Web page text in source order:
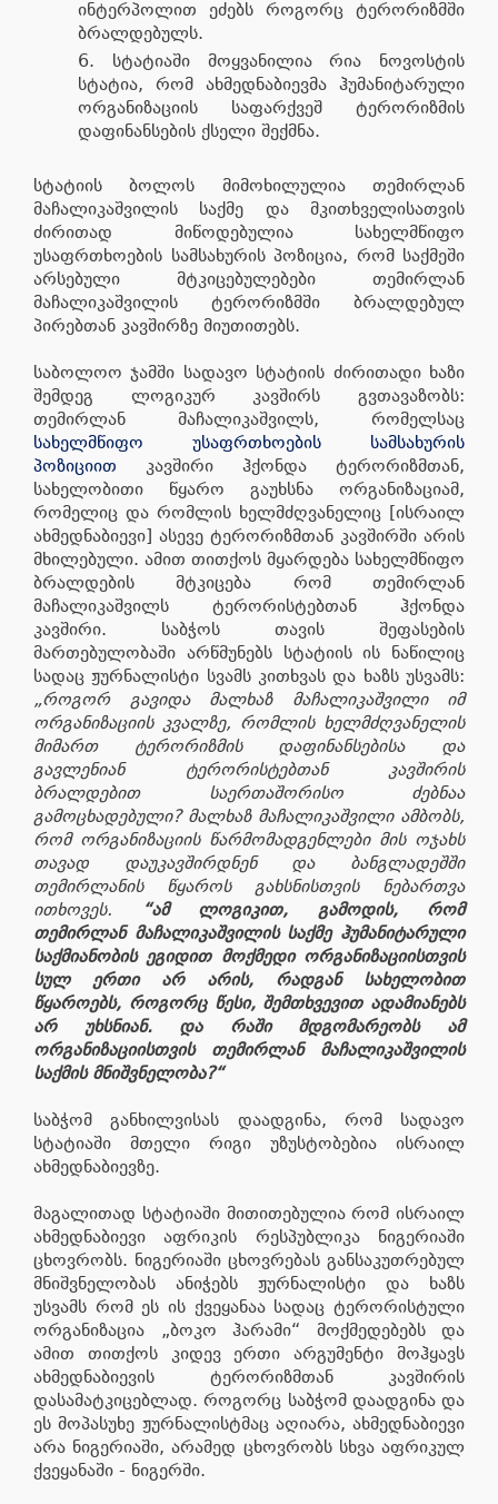
ინტერპოლით ეძებს როგორც ტერორიზმში
ბრალდებულს.
სტატიაში მოყვანილია რია ნოვოსტის
სტატია, რომ ახმედნაბიევმა ჰუმანიტარული
ორგანიზაციის საფარქვეშ ტერორიზმის
დაფინანსების ქსელი შექმნა.
სტატიის ბოლოს მიმოხილულია თემირლან
მაჩალიკაშვილის საქმე და მკითხველისათვის
ძირითად მიწოდებულია სახელმწიფო
უსაფრთხოების სამსახურის პოზიცია, რომ საქმეში
არსებული მტკიცებულებები თემირლან
მაჩალიკაშვილის ტერორიზმში ბრალდებულ
პირებთან კავშირზე მიუთითებს.
საბოლოო ჯამში სადავო სტატიის ძირითადი ხაზი
შემდეგ ლოგიკურ კავშირს გვთავაზობს:
თემირლან მაჩალიკაშვილს, რომელსაც
სახელმწიფო უსაფრთხოების სამსახურის
პოზიციით კავშირი ჰქონდა ტერორიზმთან,
სახელობითი წყარო გაუხსნა ორგანიზაციამ,
რომელიც და რომლის ხელმძღვანელიც [ისრაილ
ახმედნაბიევი] ასევე ტერორიზმთან კავშირში არის
მხილებული. ამით თითქოს მყარდება სახელმწიფო
ბრალდების მტკიცება რომ თემირლან
მაჩალიკაშვილს ტერორისტებთან ჰქონდა
კავშირი. საბჭოს თავის შეფასების
მართებულობაში არწმუნებს სტატიის ის ნაწილიც
სადაც ჟურნალისტი სვამს კითხვას და ხაზს უსვამს:
„როგორ გავიდა მალხაზ მაჩალიკაშვილი იმ
ორგანიზაციის კვალზე, რომლის ხელმძღვანელის
მიმართ ტერორიზმის დაფინანსებისა და
გავლენიან ტერორისტებთან კავშირის
ბრალდებით საერთაშორისო ძებნაა
გამოცხადებული? მალხაზ მაჩალიკაშვილი ამბობს,
რომ ორგანიზაციის წარმომადგენლები მის ოჯახს
თავად დაუკავშირდნენ და ბანგლადეშში
თემირლანის წყაროს გახსნისთვის ნებართვა
ითხოვეს.
“ამ ლოგიკით, გამოდის, რომ
თემირლან მაჩალიკაშვილის საქმე ჰუმანიტარული
საქმიანობის ეგიდით მოქმედი ორგანიზაციისთვის
სულ ერთი არ არის, რადგან სახელობით
წყაროებს, როგორც წესი, შემთხვევით ადამიანებს
არ უხსნიან. და რაში მდგომარეობს ამ
ორგანიზაციისთვის თემირლან მაჩალიკაშვილის
საქმის მნიშვნელობა?“
საბჭომ განხილვისას დაადგინა, რომ სადავო
სტატიაში მთელი რიგი უზუსტობებია ისრაილ
ახმედნაბიევზე.
მაგალითად სტატიაში მითითებულია რომ ისრაილ
ახმედნაბიევი აფრიკის რესპუბლიკა ნიგერიაში
ცხოვრობს. ნიგერიაში ცხოვრებას განსაკუთრებულ
მნიშვნელობას ანიჭებს ჟურნალისტი და ხაზს
უსვამს რომ ეს ის ქვეყანაა სადაც ტერორისტული
ორგანიზაცია „ბოკო ჰარამი“ მოქმედებებს და
ამით თითქოს კიდევ ერთი არგუმენტი მოჰყავს
ახმედნაბიევის ტერორიზმთან კავშირის
დასამატკიცებლად. როგორც საბჭომ დაადგინა და
ეს მოპასუხე ჟურნალისტმაც აღიარა, ახმედნაბიევი
არა ნიგერიაში, არამედ ცხოვრობს სხვა აფრიკულ
ქვეყანაში - ნიგერში.